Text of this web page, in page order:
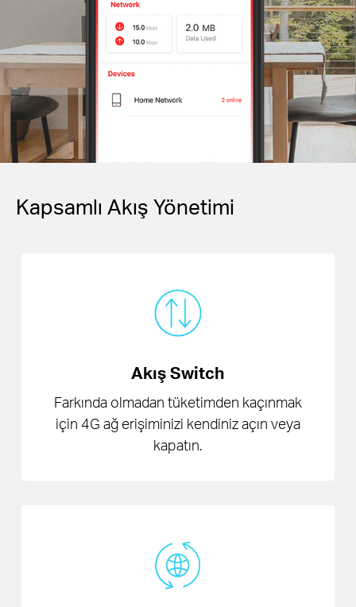
Kapsamlı Akış Yönetimi
Akış Switch
Farkında olmadan tüketimden kaçınmak
için 4G ağ erişiminizi kendiniz açın veya
kapatın.